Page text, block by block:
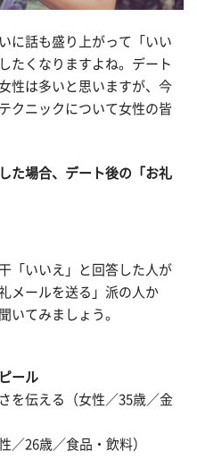
に話も盛り上がって「いい
たくなりますよね。デート
性は多いと思いますが、今
クニックについて女性の皆
た場合、デート後の「お礼
「いいえ」と回答した人が
メールを送る」派の人か
いてみましょう。
ール
を伝える（女性／35歳／金
／26歳／食品・飲料）